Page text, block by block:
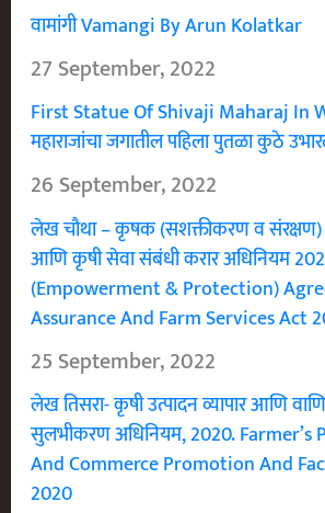
वामांगी Vamangi By Arun Kolatkar
27 September, 2022
First Statue Of Shivaji Maharaj In
महाराजांचा जगातील पहिला पुतळा कुठे
26 September, 2022
लेख चौथा – कृषक (सशक्तीकरण व
आणि कृषी सेवा संबंधी करार अधिनियम
(Empowerment & Protection)
Assurance And Farm Services Act
25 September, 2022
लेख तिसरा- कृषी उत्पादन व्यापार आणि
सुलभीकरण अधिनियम, 2020. Farmer’s
And Commerce Promotion And
2020